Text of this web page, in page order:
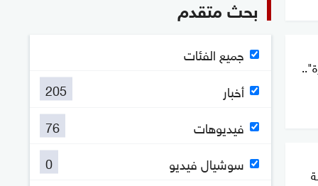
بحث متقدم
جميع الفئات
أخبار
205
فيديوهات
76
سوشيال فيديو
0